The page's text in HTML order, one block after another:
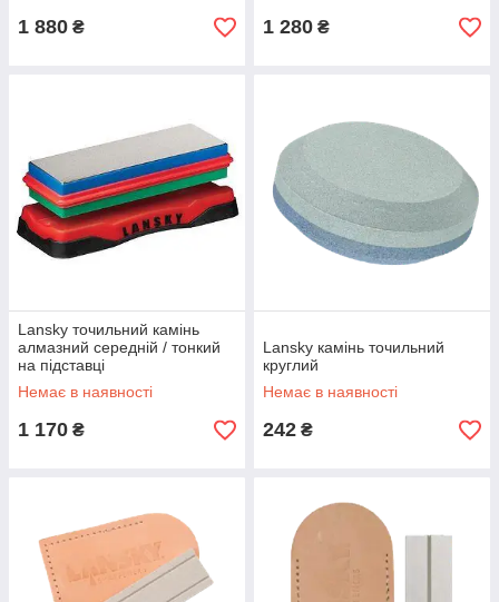
1 880 ₴ 1 280 ₴
Lansky точильний камінь
алмазний середній / тонкий
на підставці
Немає в наявності
1 170 ₴
Lansky камінь точильний
круглий
Немає в наявності
242 ₴